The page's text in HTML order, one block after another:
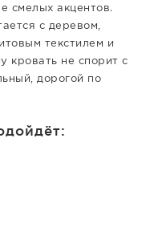
смелых акцентов.
с деревом,
текстилем и
кровать не спорит с
дорогой по